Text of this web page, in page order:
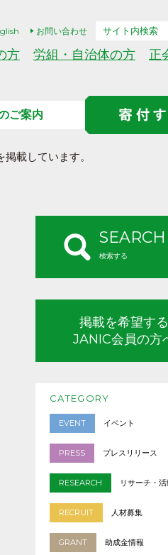
お問い合わせ
方 労組・自治体の方 正
ご案内
載しています。
SEARCH
検索する
掲載を希望する
JANIC会員の方
CATEGORY
EVENT イベント
PRESS プレスリリース
RESEARCH リサーチ・
RECRUIT 人材募集
GRANT 助成金情報